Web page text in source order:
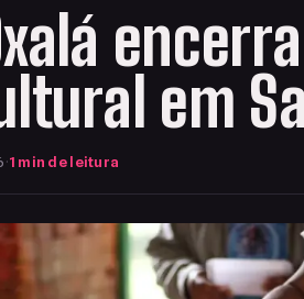
em
·1 min de leitura